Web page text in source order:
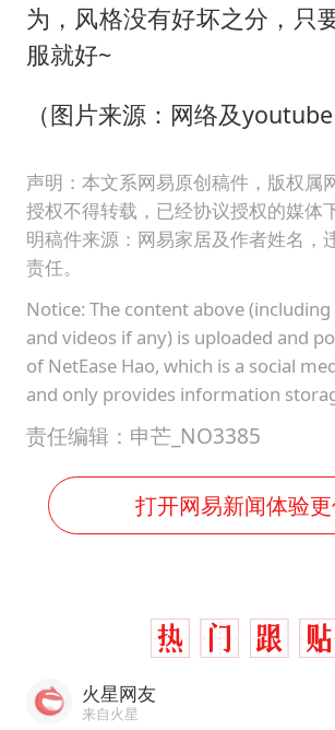
为，风格没有好坏之分，只
服就好~
（图片来源：网络及youtube
声明：本文系网易原创稿件，版权属
授权不得转载，已经协议授权的媒体
明稿件来源：网易家居及作者姓名，
责任。
Notice: The content above
and videos if any) is uploaded and
of NetEase Hao, which is a social
and only provides information
责任编辑：申芒_NO3385
打开网易新闻体验
火星网友
来自火星